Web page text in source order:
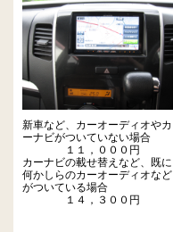
新車など、カーオーディオやカ
ーナビがついていない場合
１１，０００円
カーナビの載せ替えなど、既に
何かしらのカーオーディオなど
がついている場合
１４，３００円